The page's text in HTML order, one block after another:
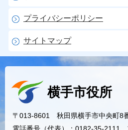
プライバシーポリシー
サイトマップ
横手市役所
〒013-8601 秋田県横手市中央町8